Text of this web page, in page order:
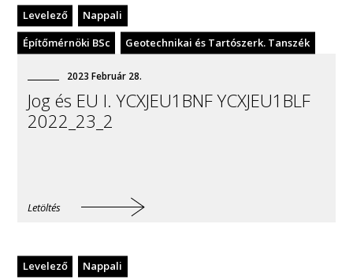
Építőmérnöki BSc Geotechnikai és Tartószerk. Tanszék
Levelező Nappali
2023 Február 28.
Jog és EU I. YCXJEU1BNF YCXJEU1BLF
2022_23_2
Letöltés
Levelező Nappali